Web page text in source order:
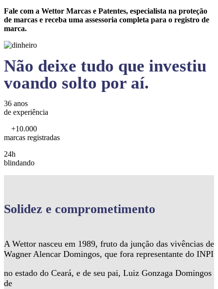
Fale com a Wettor Marcas e Patentes, especialista na proteção
de marcas e receba uma assessoria completa para o registro de
marca.
Não deixe tudo que investiu
voando solto por aí.
36 anos
de experiência
+10.000
marcas registradas
24h
blindando
Solidez e comprometimento
A Wettor nasceu em 1989, fruto da junção das vivências de
Wagner Alencar Domingos, que fora representante do INPI
no estado do Ceará, e de seu pai, Luiz Gonzaga Domingos
de